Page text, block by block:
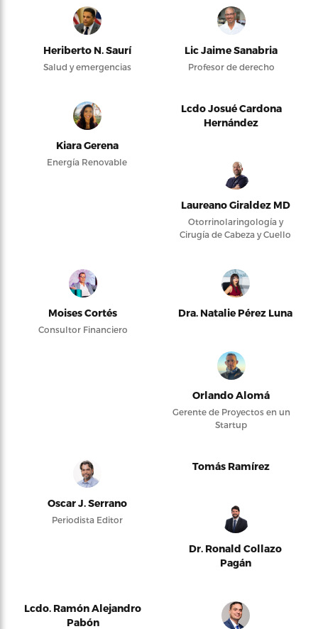
Heriberto N. Saurí
Salud y emergencias
Lic Jaime Sanabria
Profesor de derecho
Kiara Gerena
Energía Renovable
Lcdo Josué Cardona
Hernández
Laureano Giraldez MD
Otorrinolaringología y
Cirugía de Cabeza y Cuello
Moises Cortés
Consultor Financiero
Dra. Natalie Pérez Luna
Orlando Alomá
Gerente de Proyectos en un
Startup
Oscar J. Serrano
Periodista Editor
Tomás Ramírez
Dr. Ronald Collazo
Pagán
Lcdo. Ramón Alejandro
Pabón